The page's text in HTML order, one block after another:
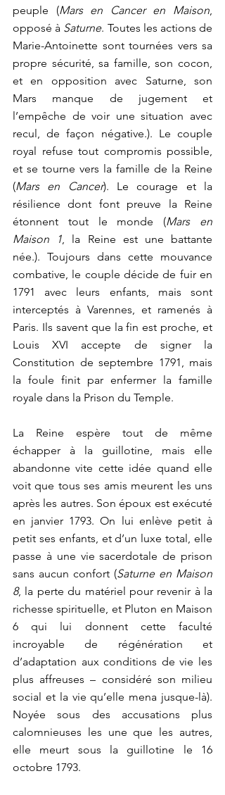
peuple (Mars en Cancer en Maison,
opposé à Saturne. Toutes les actions de
Marie-Antoinette sont tournées vers sa
propre sécurité, sa famille, son cocon,
et en opposition avec Saturne, son
Mars manque de jugement et
l’empêche de voir une situation avec
recul, de façon négative.). Le couple
royal refuse tout compromis possible,
et se tourne vers la famille de la Reine
(Mars en Cancer). Le courage et la
résilience dont font preuve la Reine
étonnent tout le monde (Mars en
Maison 1, la Reine est une battante
née.). Toujours dans cette mouvance
combative, le couple décide de fuir en
1791 avec leurs enfants, mais sont
interceptés à Varennes, et ramenés à
Paris. Ils savent que la fin est proche, et
Louis XVI accepte de signer la
Constitution de septembre 1791, mais
la foule finit par enfermer la famille
royale dans la Prison du Temple.
La Reine espère tout de même
échapper à la guillotine, mais elle
abandonne vite cette idée quand elle
voit que tous ses amis meurent les uns
après les autres. Son époux est exécuté
en janvier 1793. On lui enlève petit à
petit ses enfants, et d’un luxe total, elle
passe à une vie sacerdotale de prison
sans aucun confort (Saturne en Maison
8, la perte du matériel pour revenir à la
richesse spirituelle, et Pluton en Maison
6 qui lui donnent cette faculté
incroyable de régénération et
d’adaptation aux conditions de vie les
plus affreuses – considéré son milieu
social et la vie qu’elle mena jusque-là).
Noyée sous des accusations plus
calomnieuses les une que les autres,
elle meurt sous la guillotine le 16
octobre 1793.